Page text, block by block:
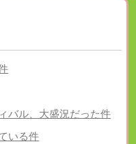
バル、大盛況だった件
いる件